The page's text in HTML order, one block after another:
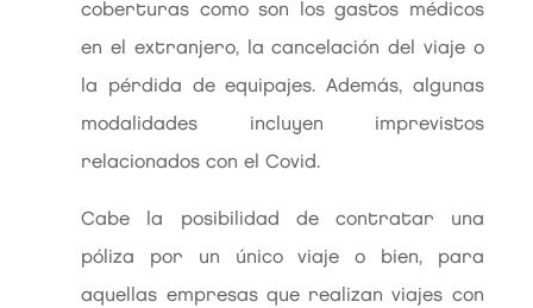
coberturas como son los gastos médicos
en el extranjero, la cancelación del viaje o
la pérdida de equipajes. Además, algunas
modalidades incluyen imprevistos
relacionados con el Covid.
Cabe la posibilidad de contratar una
póliza por un único viaje o bien, para
aquellas empresas que realizan viajes con